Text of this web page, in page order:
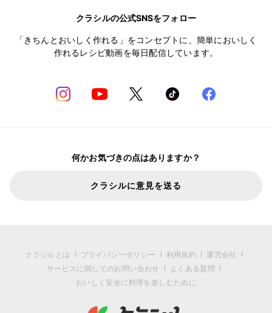
クラシルの公式SNSをフォロー
「きちんとおいしく作れる」をコンセプトに、簡単においしく
作れるレシピ動画を毎日配信しています。
何かお気づきの点はありますか？
クラシルに意見を送る
クラシルとは プライバシーポリシー 利用規約
運営会社
サービスに関してのお問い合わせ
よくある質問
おいしく安全に料理を楽しむために